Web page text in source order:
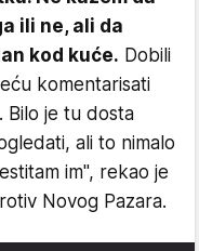
ili ne, ali da
kod kuće. Dobili
komentarisati
Bilo je tu dosta
ali to nimalo
im", rekao je
Novog Pazara.